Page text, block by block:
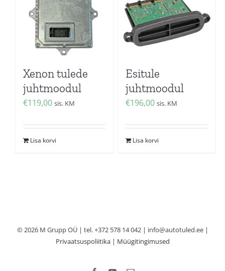
Xenon tulede
juhtmoodul
€119,00 sis. KM
Lisa korvi
Esitule
juhtmoodul
€196,00 sis. KM
Lisa korvi
© 2026 M Grupp OÜ | tel. +372 578 14 042 | info@autotuled.ee |
Privaatsuspoliitika| Müügitingimused